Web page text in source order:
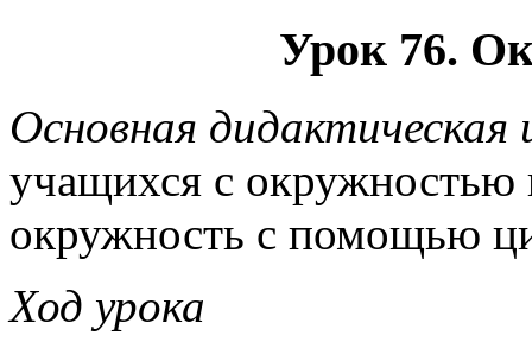
Урок 76.
Основная дидактическая
учащихся с окружностью
окружность с помощью
Ход урока